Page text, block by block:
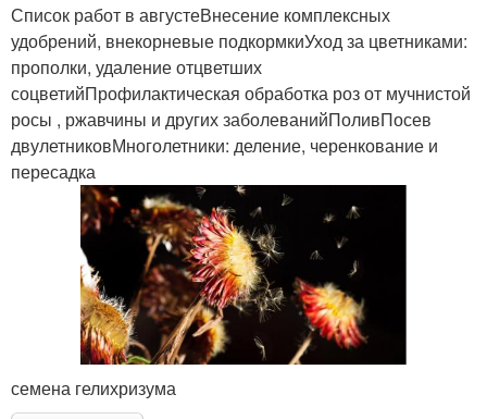
Список работ в августеВнесение комплексных
удобрений, внекорневые подкормкиУход за цветниками:
прополки, удаление отцветших
соцветийПрофилактическая обработка роз от мучнистой
росы , ржавчины и других заболеванийПоливПосев
двулетниковМноголетники: деление, черенкование и
пересадка
семена гелихризума